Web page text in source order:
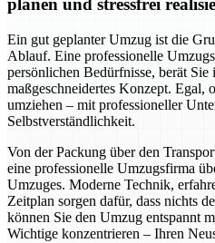
planen und stressfrei
Ein gut geplanter Umzug ist die
Ablauf. Eine professionelle
persönlichen Bedürfnisse, berät
maßgeschneidertes Konzept. Egal,
umziehen – mit professioneller
Selbstverständlichkeit.
Von der Packung über den
eine professionelle Umzugsfirma
Umzuges. Moderne Technik,
Zeitplan sorgen dafür, dass nichts
können Sie den Umzug entspannt
Wichtige konzentrieren – Ihren